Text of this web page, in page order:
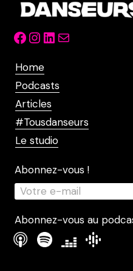
Facebook
Instagram
LinkedIn
Mail
Home
Podcasts
Articles
#Tousdanseurs
Le studio
Abonnez-vous !
Abonnez-vous au